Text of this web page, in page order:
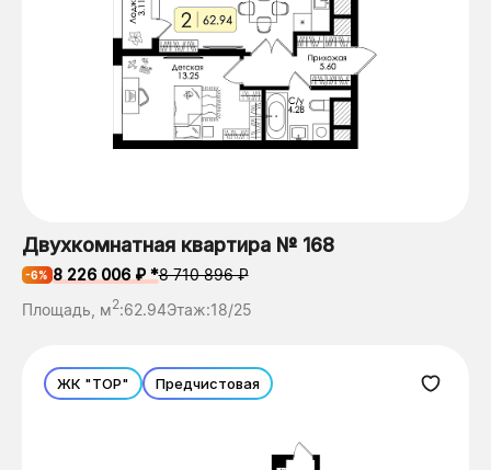
Двухкомнатная квартира № 168
-6% 8 226 006 ₽ *8 710 896 ₽
Площадь, м2:62.94Этаж:18/25
ЖК "ТОР" Предчистовая